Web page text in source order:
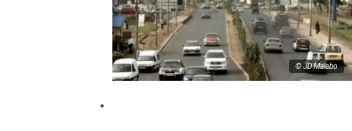
© JD Malabo